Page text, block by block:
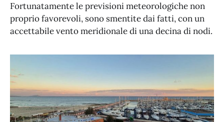
Fortunatamente le previsioni meteorologiche non
proprio favorevoli, sono smentite dai fatti, con un
accettabile vento meridionale di una decina di nodi.